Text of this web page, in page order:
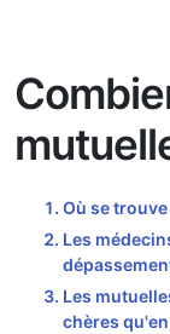
Où se
Les
Les
chères